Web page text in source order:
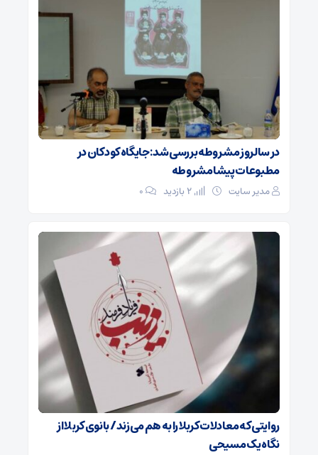
در سالروز مشروطه بررسی شد: جایگاه کودکان در
مطبوعات پیشامشروطه
مدیر سایت ۰
روایتی که معادلات کربلا را به هم می‌زند/ بانوی کربلا از
نگاه یک مسیحی